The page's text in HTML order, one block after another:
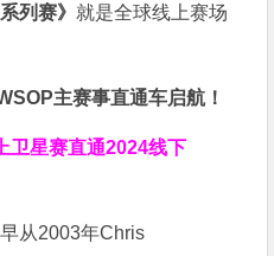
列赛》 就是全球线上赛场
主赛事直通车启航！
卫星赛直通2024线下
从2003年Chris